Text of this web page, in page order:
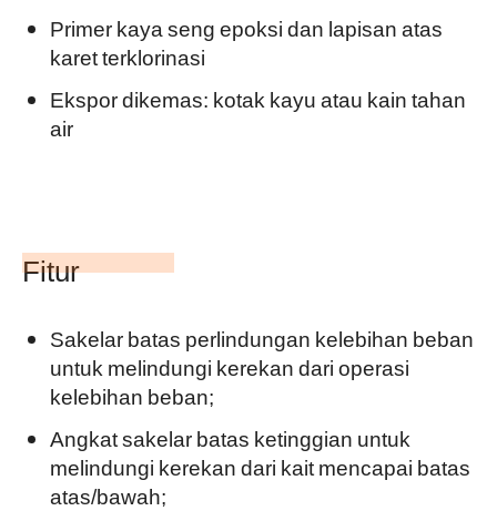
Primer kaya seng epoksi dan lapisan atas
karet terklorinasi
Ekspor dikemas: kotak kayu atau kain tahan
air
Fitur
Sakelar batas perlindungan kelebihan beban
untuk melindungi kerekan dari operasi
kelebihan beban;
Angkat sakelar batas ketinggian untuk
melindungi kerekan dari kait mencapai batas
atas/bawah;